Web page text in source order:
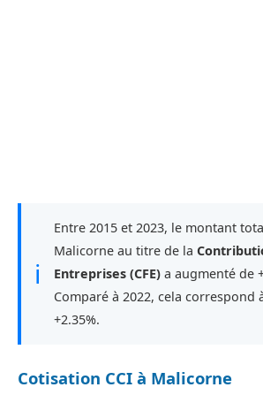
ℹ
Entre 2015 et 2023, le montant
Malicorne au titre de la
Entreprises (CFE) a augmenté de
Comparé à 2022, cela correspond
+2.35%.
Cotisation CCI à Malicorne